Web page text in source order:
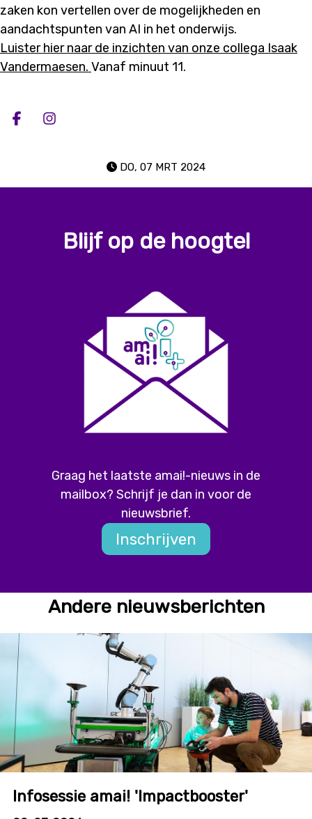
zaken kon vertellen over de mogelijkheden en
aandachtspunten van AI in het onderwijs.
Luister hier naar de inzichten van onze collega Isaak
Vandermaesen. Vanaf minuut 11.
Deel op facebook
Deel op Instagram
DO, 07 MRT 2024
Blijf op de hoogte!
Graag het laatste amai!-nieuws in de
mailbox? Schrijf je dan in voor de
nieuwsbrief.
Inschrijven
Andere nieuwsberichten
Infosessie amai! 'Impactbooster'